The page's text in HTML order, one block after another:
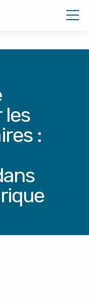
les
: